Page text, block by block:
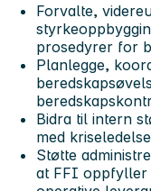
Forvalte,
prosedyrer for
Planlegge,
Bidra til intern
med
Støtte
at FFI oppfyller